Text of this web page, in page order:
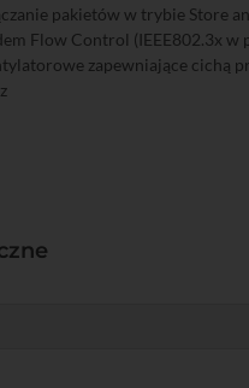
pakietów w trybie Store
Flow Control (IEEE802.3x w
zapewniające cichą